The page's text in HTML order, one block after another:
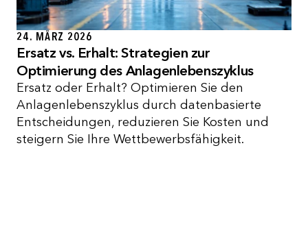
24. MÄRZ 2026
Ersatz vs. Erhalt: Strategien zur
Optimierung des Anlagenlebenszyklus
Ersatz oder Erhalt? Optimieren Sie den
Anlagenlebenszyklus durch datenbasierte
Entscheidungen, reduzieren Sie Kosten und
steigern Sie Ihre Wettbewerbsfähigkeit.